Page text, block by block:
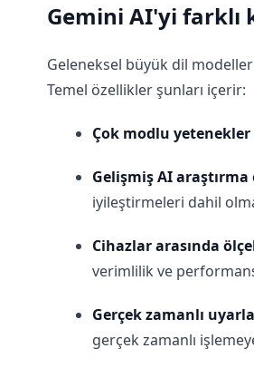
Gemini AI'yi farklı
Geleneksel büyük dil
Temel özellikler şunları içerir:
Çok modlu yetenekler
Gelişmiş AI
iyileştirmeleri dahil
Cihazlar arasında
verimlilik ve
Gerçek zamanlı
gerçek zamanlı